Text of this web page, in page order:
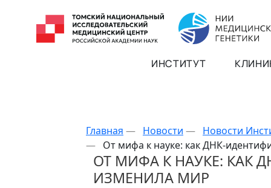
ИНСТИТУТ
Главная — Новости — Новости
— От мифа к науке: как ДНК-
ОТ МИФА К НАУКЕ: КАК
ИЗМЕНИЛА МИР